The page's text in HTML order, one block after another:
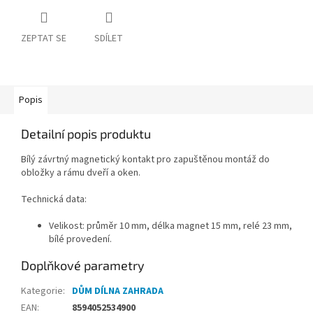
ZEPTAT SE SDÍLET
Popis
Detailní popis produktu
Bílý závrtný magnetický kontakt pro zapuštěnou montáž do
obložky a rámu dveří a oken.
Technická data:
Velikost: průměr 10 mm, délka magnet 15 mm, relé 23 mm,
bílé provedení.
Doplňkové parametry
Kategorie: DŮM DÍLNA ZAHRADA
EAN: 8594052534900